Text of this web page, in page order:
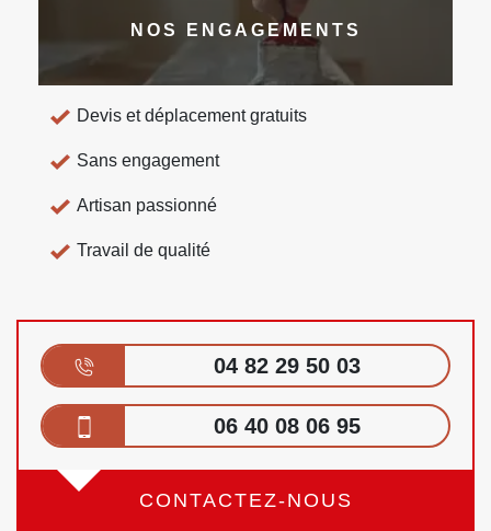
NOS ENGAGEMENTS
Devis et déplacement gratuits
Sans engagement
Artisan passionné
Travail de qualité
04 82 29 50 03
06 40 08 06 95
CONTACTEZ-NOUS